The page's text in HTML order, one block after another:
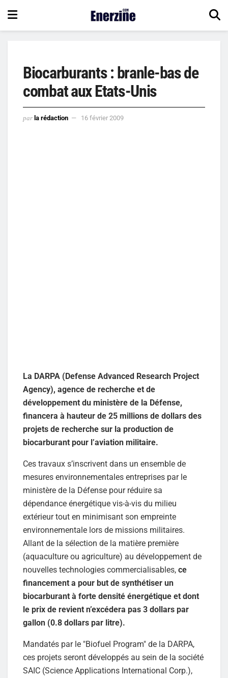
Biocarburants : branle-bas de
combat aux Etats-Unis
par la rédaction 16 février 2009
La DARPA (Defense Advanced Research Project
Agency), agence de recherche et de
développement du ministère de la Défense,
financera à hauteur de 25 millions de dollars des
projets de recherche sur la production de
biocarburant pour l’aviation militaire.
Ces travaux s’inscrivent dans un ensemble de
mesures environnementales entreprises par le
ministère de la Défense pour réduire sa
dépendance énergétique vis-à-vis du milieu
extérieur tout en minimisant son empreinte
environnementale lors de missions militaires.
Allant de la sélection de la matière première
(aquaculture ou agriculture) au développement de
nouvelles technologies commercialisables, ce
financement a pour but de synthétiser un
biocarburant à forte densité énergétique et dont
le prix de revient n’excédera pas 3 dollars par
gallon (0.8 dollars par litre).
Mandatés par le "Biofuel Program" de la DARPA,
ces projets seront développés au sein de la société
SAIC (Science Applications International Corp.),